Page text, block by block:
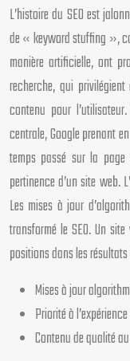
L’histoire du SEO est
de « keyword stuffing »,
manière artificielle, ont
recherche, qui
contenu pour
centrale, Google prenant
temps passé sur la
pertinence d’un site web.
Les mises à jour
transformé le SEO. Un
positions dans les
Mises à jour
Priorité à
Contenu de qualité